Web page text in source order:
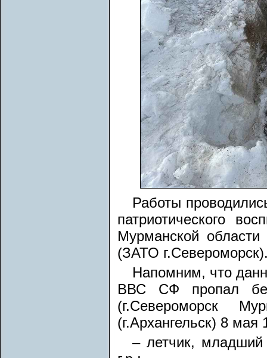
Работы
патриотического
Мурманской области
(ЗАТО
Напомним, что
ВВС СФ пропал
(г.Североморск
(г.Архангельск) 8
– летчик, младший